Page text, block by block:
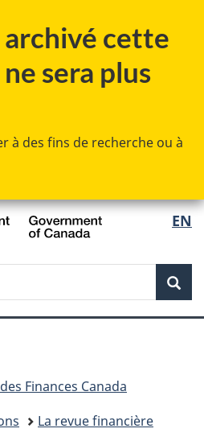
au
principal
à
Au
»
à
version
archivé cette
sera plus
à des fins de recherche ou à
de
la
EN
Finances Canada
La revue financière